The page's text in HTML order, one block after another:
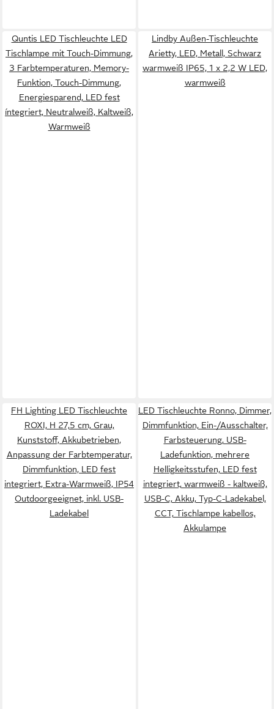
Quntis LED Tischleuchte LED
Tischlampe mit Touch-Dimmung,
3 Farbtemperaturen, Memory-
Funktion, Touch-Dimmung,
Energiesparend, LED fest
íntegriert, Neutralweiß, Kaltweiß,
Warmweiß
Lindby Außen-Tischleuchte
Arietty, LED, Metall, Schwarz
warmweiß IP65, 1 x 2,2 W LED,
warmweiß
FH Lighting LED Tischleuchte
ROXI, H 27,5 cm, Grau,
Kunststoff, Akkubetrieben,
Anpassung der Farbtemperatur,
Dimmfunktion, LED fest
integriert, Extra-Warmweiß, IP54
Outdoorgeeignet, inkl. USB-
Ladekabel
LED Tischleuchte Ronno, Dimmer,
Dimmfunktion, Ein-/Ausschalter,
Farbsteuerung, USB-
Ladefunktion, mehrere
Helligkeitsstufen, LED fest
integriert, warmweiß - kaltweiß,
USB-C, Akku, Typ-C-Ladekabel,
CCT, Tischlampe kabellos,
Akkulampe